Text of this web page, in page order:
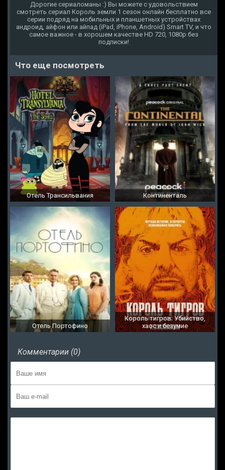
Дорогие сериаломаны :) Вы можете с удовольствием
смотреть сериал Король земли 1 сезон онлайн бесплатно все
серии подряд на мобильных и планшетных устройствах
андроид, айфон или айпад (iPad, iPhone, Android) Smart TV, и что
самое важное - в хорошем качестве HD 720, 1080p без
подписки!
Что еще посмотреть
Отель Трансильвания Континенталь
Отель Портофино
Король тигров: Убийство,
хаос и безумие
Комментарии (0)